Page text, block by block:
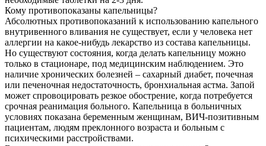
Кому противопоказаны капельницы?
Абсолютных противопоказаний к использованию капельного
внутривенного вливания не существует, если у человека нет
аллергии на какое-нибудь лекарство из состава капельницы.
Но существуют состояния, когда делать капельницу можно
только в стационаре, под медицинским наблюдением. Это
наличие хронических болезней – сахарный диабет, почечная
или печеночная недостаточность, бронхиальная астма. Запой
может спровоцировать резкое обострение, когда потребуется
срочная реанимация больного. Капельница в больничных
условиях показана беременным женщинам, ВИЧ-позитивным
пациентам, людям преклонного возраста и больным с
психическими расстройствами.